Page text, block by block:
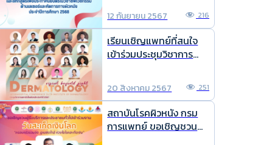
และหลักสูตร เพื่อ
ประกาศนียบัตรในวิชาชีพ
เวชกรรม ด้านเลเซอร์และ
หัตการทางผิวหนัง ประจำ
ปีการศึกษา 2568
12 กันยายน 2567 216
เรียนเชิญแพทย์ที่สนใจ
เข้าร่วมประชุมวิชาการ
Dermatology : vision
beyond sight
20 สิงหาคม 2567 251
สถาบันโรคผิวหนัง กรม
การแพทย์ ขอเชิญชวน